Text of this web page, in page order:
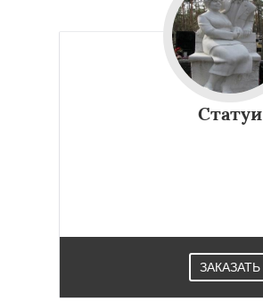
Статуи
ЗАКАЗАТЬ